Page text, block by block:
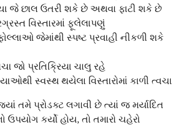
જે છાલ ઉતરી શકે છે અથવા ફાટી શકે છે
વિસ્તારમાં ફૂલેલાપણું
જેમાંથી સ્પષ્ટ પ્રવાહી નીકળી શકે
જો પ્રતિક્રિયા ચાલુ રહે
સ્વસ્થ થયેલા વિસ્તારોમાં કાળી ત્વચા
તમે પ્રોડક્ટ લગાવી છે ત્યાં જ મર્યાદિત
કર્યો હોય, તો તમારો ચહેરો